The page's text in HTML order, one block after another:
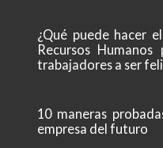
¿Qué puede hacer
Recursos
trabajadores a ser
10 maneras
empresa del futuro